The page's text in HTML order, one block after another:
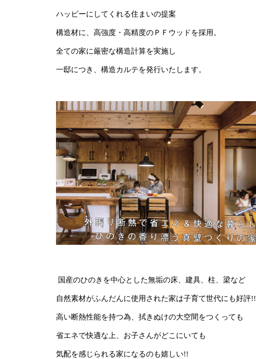
ハッピーにしてくれる住まいの提案
構造材に、高強度・高精度のＰＦウッドを採用。
全ての家に厳密な構造計算を実施し
一邸につき、構造カルテを発行いたします。
国産のひのきを中心とした無垢の床、建具、柱、梁など
自然素材がふんだんに使用された家は子育て世代にも好評!!
高い断熱性能を持つ為、拭きぬけの大空間をつくっても
省エネで快適な上、お子さんがどこにいても
気配を感じられる家になるのも嬉しい!!